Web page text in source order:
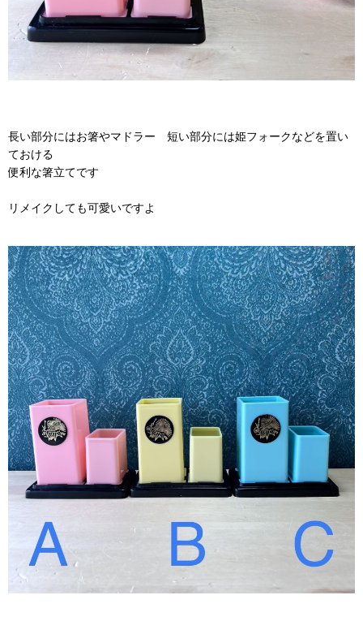
長い部分にはお箸やマドラー 短い部分には姫フォークなどを置い
ておける
便利な箸立てです
リメイクしても可愛いですよ